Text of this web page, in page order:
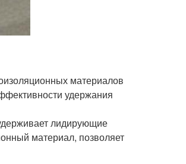
материалов
удержания
лидирующие
материал, позволяет